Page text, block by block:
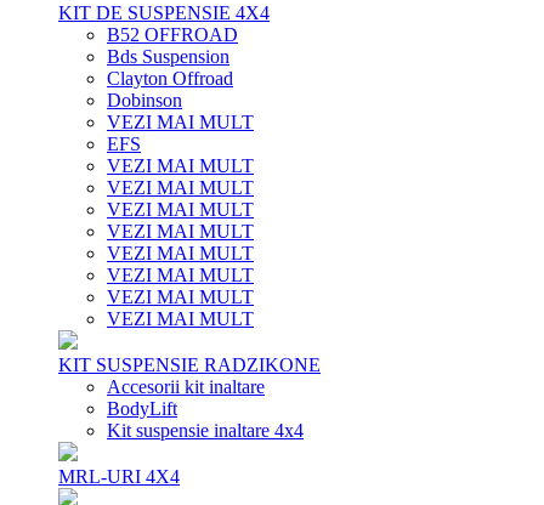
KIT DE SUSPENSIE 4X4
B52 OFFROAD
Bds Suspension
Clayton Offroad
Dobinson
VEZI MAI MULT
EFS
VEZI MAI MULT
VEZI MAI MULT
VEZI MAI MULT
VEZI MAI MULT
VEZI MAI MULT
VEZI MAI MULT
VEZI MAI MULT
VEZI MAI MULT
KIT SUSPENSIE RADZIKONE
Accesorii kit inaltare
BodyLift
Kit suspensie inaltare 4x4
MRL-URI 4X4